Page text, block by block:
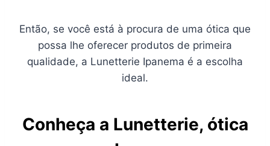
Então, se você está à procura de uma ótica que
possa lhe oferecer produtos de primeira
qualidade, a Lunetterie Ipanema é a escolha
ideal.
Conheça a Lunetterie, ótica